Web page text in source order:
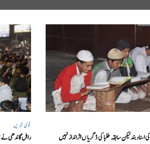
بند لیکن سابقہ طلبا کی ڈگریا ں اثرانداز نہیں
قومی خبریں
راہل گاندھی